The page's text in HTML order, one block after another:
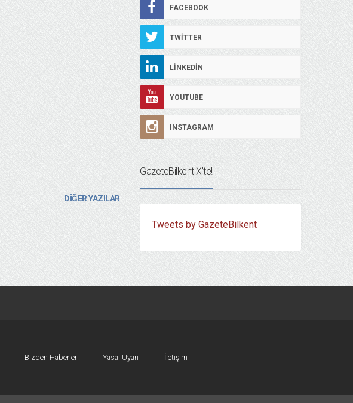
DİĞER YAZILAR
FACEBOOK
TWITTER
LINKEDIN
YOUTUBE
INSTAGRAM
GazeteBilkent X’te!
Tweets by GazeteBilkent
Bizden Haberler Yasal Uyarı İletişim